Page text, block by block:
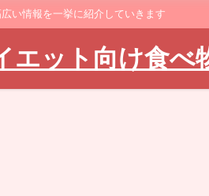
い情報を一挙に紹介していきます
エット向け食べ